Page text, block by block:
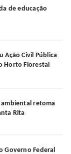
de educação
Ação Civil Pública
Horto Florestal
retoma
Rita
Governo Federal